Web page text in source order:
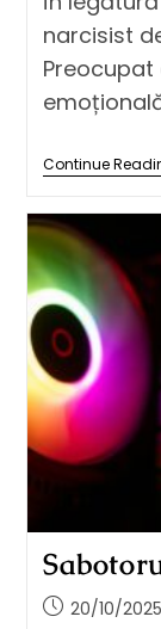
narcisist
Continue
20/10/2025